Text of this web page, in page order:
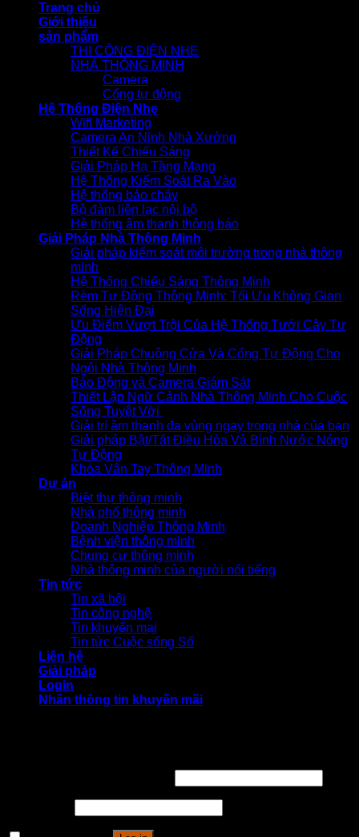
Trang chủ
Giới thiệu
sản phẩm
THI CÔNG ĐIỆN NHẸ
NHÀ THÔNG MINH
Camera
Cổng tự động
Hệ Thống Điện Nhẹ
Wifi Marketing
Camera An Ninh Nhà Xưởng
Thiết Kế Chiếu Sáng
Giải Pháp Hạ Tầng Mạng
Hệ Thống Kiểm Soát Ra Vào
Hệ thống báo cháy
Bộ đàm liên lạc nội bộ
Hệ thống âm thanh thông báo
Giải Pháp Nhà Thông Minh
Giải pháp kiểm soát môi trường trong nhà thông
minh
Hệ Thống Chiếu Sáng Thông Minh
Rèm Tự Động Thông Minh: Tối Ưu Không Gian
Sống Hiện Đại
Ưu Điểm Vượt Trội Của Hệ Thống Tưới Cây Tự
Động
Giải Pháp Chuông Cửa Và Cổng Tự Động Cho
Ngôi Nhà Thông Minh
Báo Động và Camera Giám Sát
Thiết Lập Ngữ Cảnh Nhà Thông Minh Cho Cuộc
Sống Tuyệt Vời
Giải trí âm thanh đa vùng ngay trong nhà của bạn
Giải pháp Bật/Tắt Điều Hòa Và Bình Nước Nóng
Tự Động
Khóa Vân Tay Thông Minh
Dự án
Biệt thự thông minh
Nhà phố thông minh
Doanh Nghiệp Thông Minh
Bệnh viện thông minh
Chung cư thông minh
Nhà thông minh của người nổi tiếng
Tin tức
Tin xã hội
Tin công nghệ
Tin khuyến mại
Tin tức Cuộc sống Số
Liên hệ
Giải pháp
Login
Nhận thông tin khuyến mãi